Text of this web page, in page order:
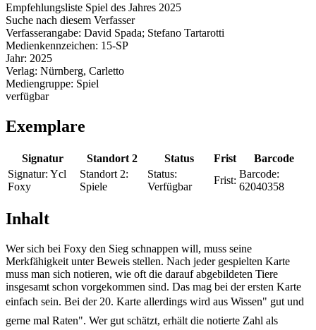
Empfehlungsliste Spiel des Jahres 2025
Suche nach diesem Verfasser
Verfasserangabe: David Spada; Stefano Tartarotti
Medienkennzeichen: 15-SP
Jahr: 2025
Verlag: Nürnberg, Carletto
Mediengruppe: Spiel
verfügbar
Exemplare
Signatur Standort 2 Status Frist
Barcode
Signatur: Ycl
Foxy
Standort 2:
Spiele
Status:
Verfügbar
Frist:
Barcode:
62040358
Inhalt
Wer sich bei Foxy den Sieg schnappen will, muss seine
Merkfähigkeit unter Beweis stellen. Nach jeder gespielten Karte
muss man sich notieren, wie oft die darauf abgebildeten Tiere
insgesamt schon vorgekommen sind. Das mag bei der ersten Karte
einfach sein. Bei der 20. Karte allerdings wird aus Wissen" gut und
gerne mal Raten". Wer gut schätzt, erhält die notierte Zahl als